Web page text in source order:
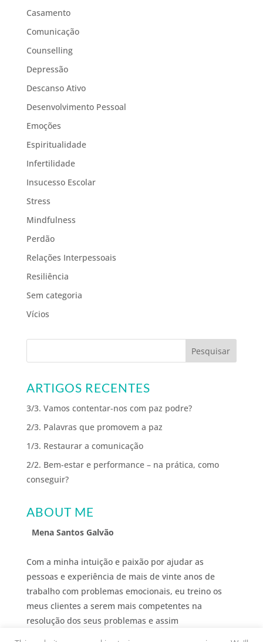
Casamento
Comunicação
Counselling
Depressão
Descanso Ativo
Desenvolvimento Pessoal
Emoções
Espiritualidade
Infertilidade
Insucesso Escolar
Stress
Mindfulness
Perdão
Relações Interpessoais
Resiliência
Sem categoria
Vícios
ARTIGOS RECENTES
3/3. Vamos contentar-nos com paz podre?
2/3. Palavras que promovem a paz
1/3. Restaurar a comunicação
2/2. Bem-estar e performance – na prática, como
conseguir?
ABOUT ME
Mena Santos Galvão
Com a minha intuição e paixão por ajudar as
pessoas e experiência de mais de vinte anos de
trabalho com problemas emocionais, eu treino os
meus clientes a serem mais competentes na
resolução dos seus problemas e assim